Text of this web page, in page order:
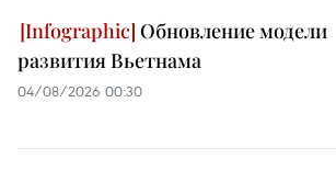
Обновление модели
развития Вьетнама
04/08/2026 00:30